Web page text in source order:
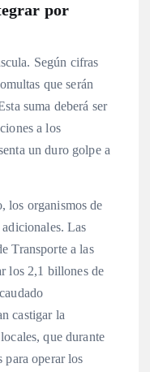
por
Según cifras
que serán
suma deberá ser
a los
un duro golpe a
los organismos de
Las
Transporte a las
los 2,1 billones de
castigar la
que durante
para operar los